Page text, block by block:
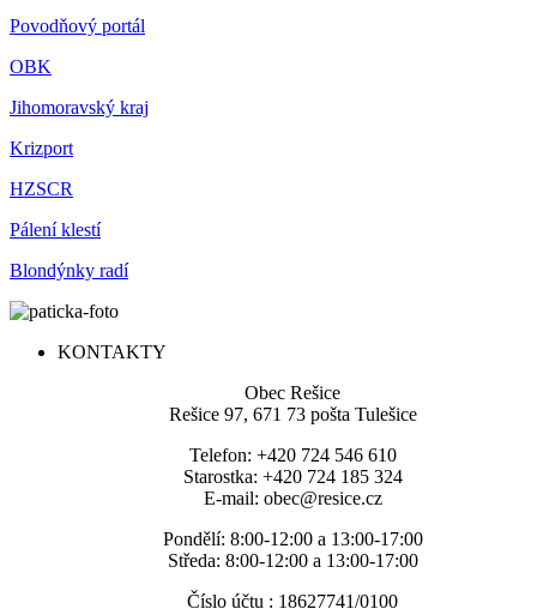
Povodňový portál
OBK
Jihomoravský kraj
Krizport
HZSCR
Pálení klestí
Blondýnky radí
KONTAKTY
Obec Rešice
Rešice 97, 671 73 pošta Tulešice
Telefon: +420 724 546 610
Starostka: +420 724 185 324
E-mail: obec@resice.cz
Pondělí: 8:00-12:00 a 13:00-17:00
Středa: 8:00-12:00 a 13:00-17:00
Číslo účtu : 18627741/0100